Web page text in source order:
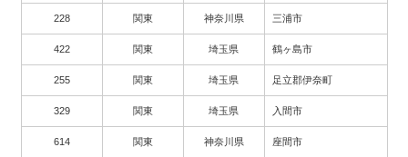
228 関東 神奈川県 三浦市
422 関東 埼玉県 鶴ヶ島市
255 関東 埼玉県 足立郡伊奈町
329 関東 埼玉県 入間市
614 関東 神奈川県 座間市